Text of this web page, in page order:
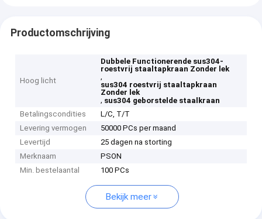
Productomschrijving
Hoog licht
Dubbele Functionerende sus304-
roestvrij staaltapkraan Zonder lek
,
sus304 roestvrij staaltapkraan
Zonder lek
, sus304 geborstelde staalkraan
Betalingscondities
L/C, T/T
Levering vermogen
50000 PCs per maand
Levertijd
25 dagen na storting
Merknaam
PSON
Min. bestelaantal
100 PCs
Bekijk meer